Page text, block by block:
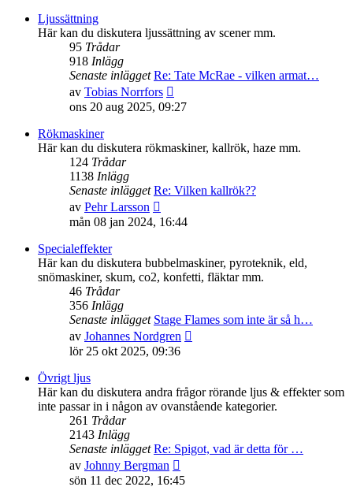
inlägget
Ljussättning
Här kan du diskutera ljussättning av scener mm.
95 Trådar
918 Inlägg
Senaste inlägget Re: Tate McRae - vilken armat…
av Tobias Norrfors
till
inlägget
ons 20 aug 2025, 09:27
Rökmaskiner
Här kan du diskutera rökmaskiner, kallrök, haze mm.
124 Trådar
1138 Inlägg
Senaste inlägget Re: Vilken kallrök??
av Pehr Larsson
till
inlägget
mån 08 jan 2024, 16:44
Specialeffekter
Här kan du diskutera bubbelmaskiner, pyroteknik, eld,
snömaskiner, skum, co2, konfetti, fläktar mm.
46 Trådar
356 Inlägg
Senaste inlägget Stage Flames som inte är så h…
av Johannes Nordgren
inlägget
lör 25 okt 2025, 09:36
Övrigt ljus
Här kan du diskutera andra frågor rörande ljus & effekter som
inte passar in i någon av ovanstående kategorier.
261 Trådar
2143 Inlägg
Senaste inlägget Re: Spigot, vad är detta för …
av Johnny Bergman
till
sön 11 dec 2022, 16:45